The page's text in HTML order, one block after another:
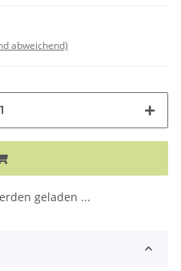
abweichend)
geladen ...